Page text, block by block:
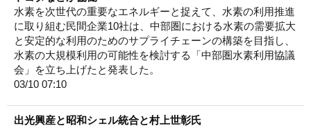
水素を次世代の重要なエネルギーと捉えて、水素の利用推進
に取り組む民間企業10社は、中部圏における水素の需要拡大
と安定的な利用のためのサプライチェーンの構築を目指し、
水素の大規模利用の可能性を検討する「中部圏水素利用協議
会」を立ち上げたと発表した。
03/10 07:10
出光興産と昭和シェル統合と村上世彰氏